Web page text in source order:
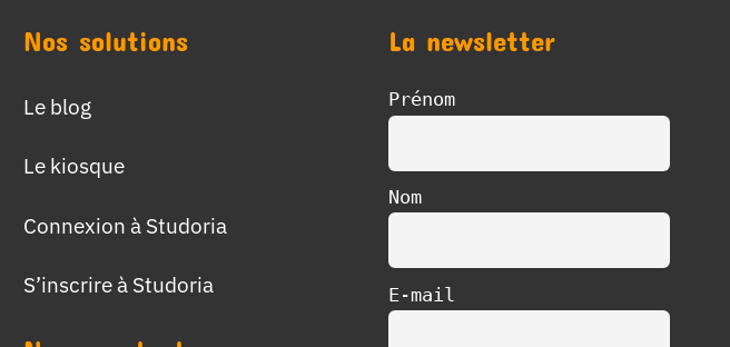
Nos solutions
Le blog
Le kiosque
Connexion à Studoria
S’inscrire à Studoria
La newsletter
Prénom
Nom
E-mail